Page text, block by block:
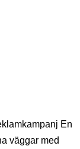
En
väggar med